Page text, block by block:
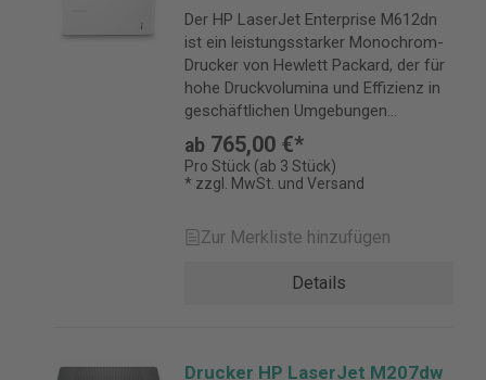
Der HP LaserJet Enterprise M612dn
ist ein leistungsstarker Monochrom-
Drucker von Hewlett Packard, der für
hohe Druckvolumina und Effizienz in
geschäftlichen Umgebungen
entwickelt wurde.
ab 765,00 €*
Pro Stück (ab 3 Stück)
* zzgl. MwSt. und Versand
Zur Merkliste hinzufügen
Details
Drucker HP LaserJet M207dw